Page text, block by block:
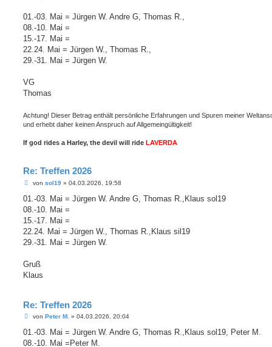
a
01.-03. Mai = Jürgen W. Andre G, Thomas R.,
08.-10. Mai =
15.-17. Mai =
22.24. Mai = Jürgen W., Thomas R.,
29.-31. Mai = Jürgen W.
VG
Thomas
Achtung! Dieser Betrag enthält persönliche Erfahrungen und Spuren meiner
und erhebt daher keinen Anspruch auf Allgemeingültigkeit!
If god rides a Harley, the devil will ride LAVERDA
Re: Treffen 2026
B
i
r
a
von sol19» 04.03.2026, 19:58
01.-03. Mai = Jürgen W. Andre G, Thomas R.,Klaus sol19
08.-10. Mai =
15.-17. Mai =
22.24. Mai = Jürgen W., Thomas R.,Klaus sil19
29.-31. Mai = Jürgen W.
Gruß
Klaus
Re: Treffen 2026
B
i
r
von Peter M. » 04.03.2026, 20:04
01.-03. Mai = Jürgen W. Andre G, Thomas R.,Klaus sol19, Peter M.
08.-10. Mai =Peter M.